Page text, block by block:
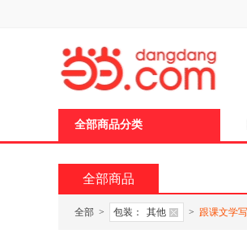
全部商品分类
全部商品
全部 > 包装： 其他 > 跟课文学
页